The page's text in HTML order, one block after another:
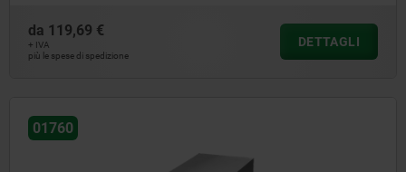
da 119,69 €
+ IVA
più le spese di spedizione
DETTAGLI
01760